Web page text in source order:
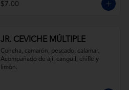
$7.00
JR. CEVICHE MÚLTIPLE
Concha, camarón, pescado, calamar.
Acompañado de ají, canguil, chifle y
limón.